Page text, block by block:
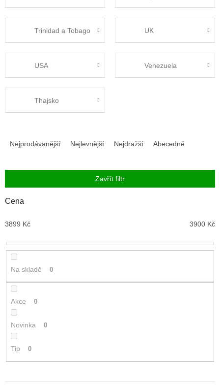
Trinidad a Tobago UK
USA Venezuela
Thajsko
í
p
d
u
k
Nejprodávanější Nejlevnější Nejdražší Abecedně
Zavřít filtr
Cena
3899 Kč 3900 Kč
Na skladě 0
Akce 0
Novinka 0
Tip 0